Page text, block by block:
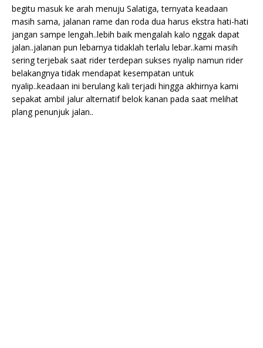
begitu masuk ke arah menuju Salatiga, ternyata keadaan
masih sama, jalanan rame dan roda dua harus ekstra hati-hati
jangan sampe lengah..lebih baik mengalah kalo nggak dapat
jalan..jalanan pun lebarnya tidaklah terlalu lebar..kami masih
sering terjebak saat rider terdepan sukses nyalip namun rider
belakangnya tidak mendapat kesempatan untuk
nyalip..keadaan ini berulang kali terjadi hingga akhirnya kami
sepakat ambil jalur alternatif belok kanan pada saat melihat
plang penunjuk jalan..